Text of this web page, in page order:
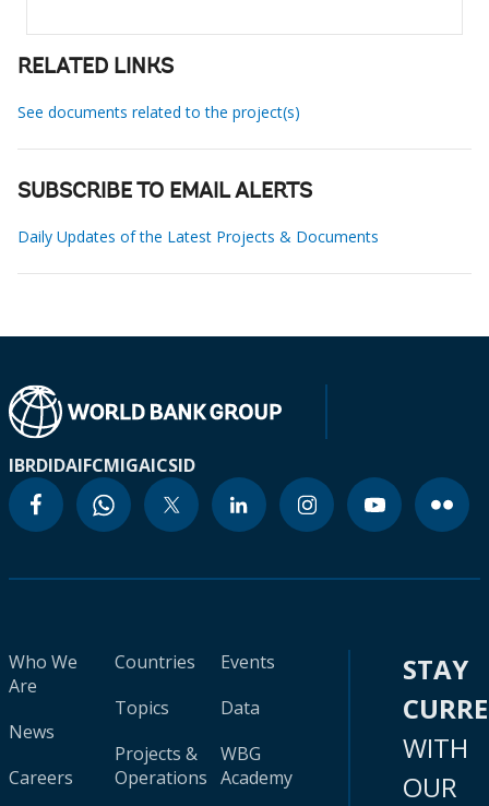
RELATED LINKS
See documents related to the project(s)
SUBSCRIBE TO EMAIL ALERTS
Daily Updates of the Latest Projects & Documents
IBRDIDAIFCMIGAICSID
Who We
Are
News
Careers
Countries
Topics
Projects &
Operations
Events
Data
WBG
Academy
STAY
WITH
OUR